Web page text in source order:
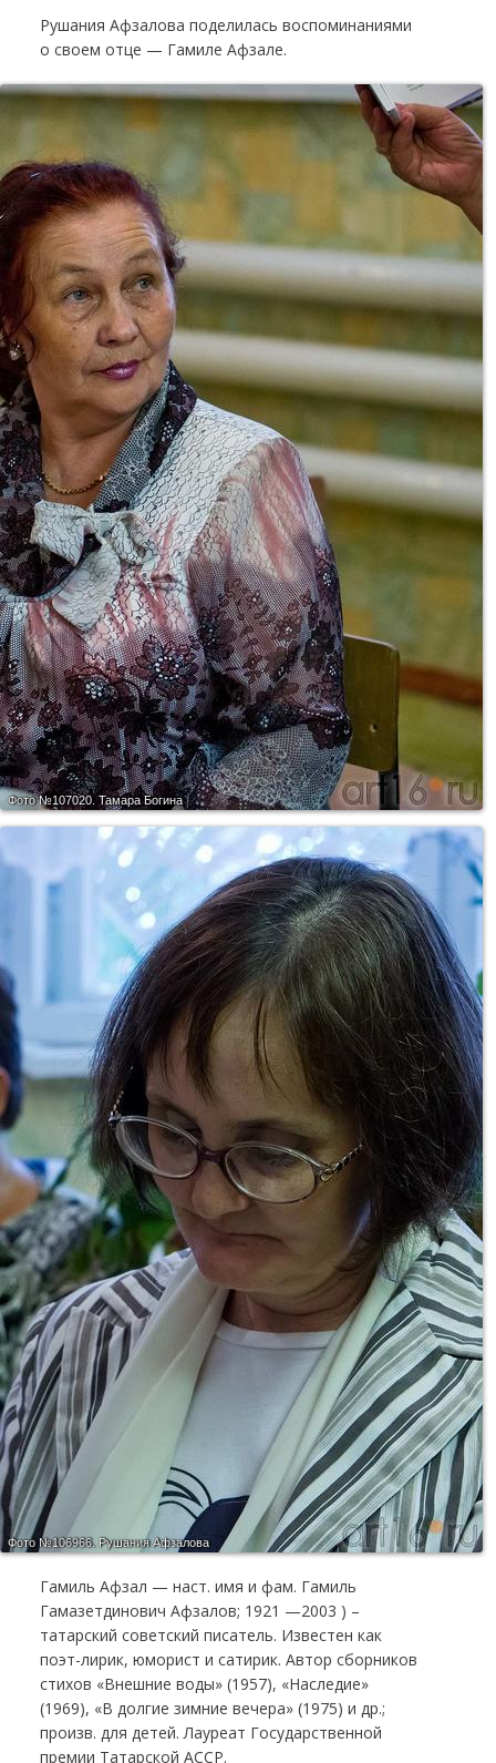
Рушания Афзалова поделилась воспоминаниями
о своем отце — Гамиле Афзале.
Фото №107020. Тамара Богина
Фото №106966. Рушания Афзалова
Гамиль Афзал — наст. имя и фам. Гамиль
Гамазетдинович Афзалов; 1921 —2003 ) –
татарский советский писатель. Известен как
поэт-лирик, юморист и сатирик. Автор сборников
стихов «Внешние воды» (1957), «Наследие»
(1969), «В долгие зимние вечера» (1975) и др.;
произв. для детей. Лауреат Государственной
премии Татарской АССР.